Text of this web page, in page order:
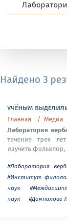
Найдено 3
учёным
Главная Медиа
Лаборатория
течение трёх
изучить фольклор,
#Лаборатория
#Институт
наук
наук
#Дампилова